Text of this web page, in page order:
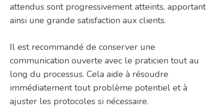
attendus sont progressivement atteints, apportant
ainsi une grande satisfaction aux clients.
Il est recommandé de conserver une
communication ouverte avec le praticien tout au
long du processus. Cela aide à résoudre
immédiatement tout problème potentiel et à
ajuster les protocoles si nécessaire.